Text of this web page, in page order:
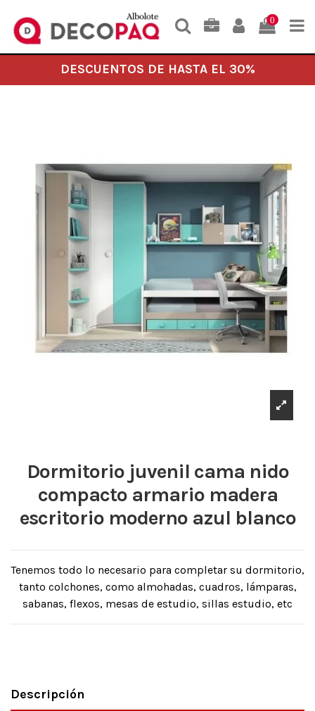
0
DESCUENTOS DE HASTA EL 30%
Dormitorio juvenil cama nido
compacto armario madera
escritorio moderno azul blanco
Tenemos todo lo necesario para completar su dormitorio,
tanto colchones, como almohadas, cuadros, lámparas,
sabanas, flexos, mesas de estudio, sillas estudio, etc
Descripción